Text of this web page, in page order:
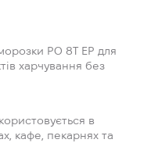
PO 8T EP для
харчування без
в
кафе, пекарнях та